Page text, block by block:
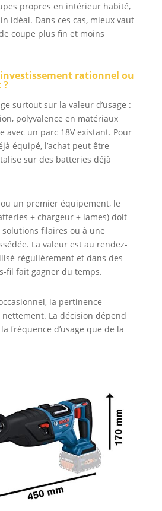
propres en intérieur habité,
idéal. Dans ces cas, mieux vaut
coupe plus fin et moins
rationnel ou
?
surtout sur la valeur d’usage :
polyvalence en matériaux
avec un parc 18V existant. Pour
équipé, l’achat peut être
sur des batteries déjà
un premier équipement, le
+ chargeur + lames) doit
filaires ou à une
La valeur est au rendez-
régulièrement et dans des
fil fait gagner du temps.
la pertinence
La décision dépend
fréquence d’usage que de la